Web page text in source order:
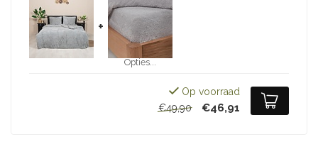
+
Opties...
Op voorraad
€49,90
€46,91